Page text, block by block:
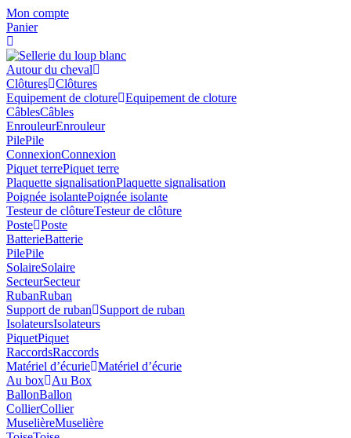
Skip
to
content
Mon compte
Panier
Autour du cheval
Clôtures Clôtures
Equipement de cloture Equipement de cloture
CâblesCâbles
EnrouleurEnrouleur
PilePile
ConnexionConnexion
Piquet terrePiquet terre
Plaquette signalisationPlaquette signalisation
Poignée isolantePoignée isolante
Testeur de clôtureTesteur de clôture
Poste Poste
BatterieBatterie
PilePile
SolaireSolaire
SecteurSecteur
RubanRuban
Support de ruban
Support de ruban
IsolateursIsolateurs
PiquetPiquet
RaccordsRaccords
Matériel d’écurie Matériel d’écurie
Au box
Au Box
BallonBallon
CollierCollier
MuselièreMuselière